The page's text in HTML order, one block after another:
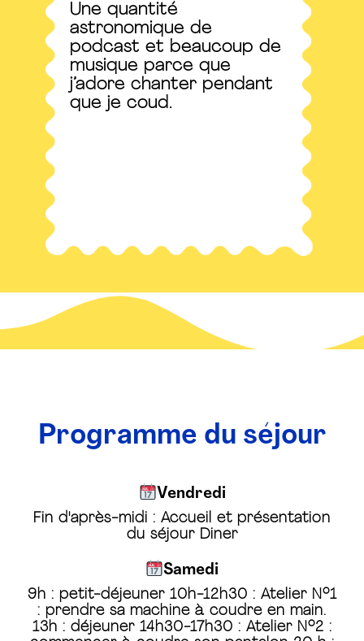
Une quantité
astronomique de
podcast et beaucoup de
musique parce que
j’adore chanter pendant
que je coud.
Programme du séjour
Vendredi
Fin d'après-midi : Accueil et présentation
du séjour Diner
Samedi
9h : petit-déjeuner 10h-12h30 : Atelier N°1
: prendre sa machine à coudre en main.
13h : déjeuner 14h30-17h30 : Atelier N°2 :